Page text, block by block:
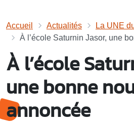
Accueil Actualités
La UNE
À l’école Saturnin Jasor, une
À l’école
une bonne
annoncée